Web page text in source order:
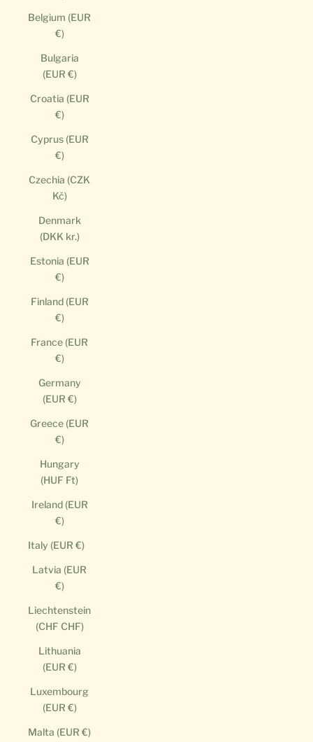
Belgium (EUR
€)
Bulgaria
(EUR €)
Croatia (EUR
€)
Cyprus (EUR
€)
Czechia (CZK
Kč)
Denmark
(DKK kr.)
Estonia (EUR
€)
Finland (EUR
€)
France (EUR
€)
Germany
(EUR €)
Greece (EUR
€)
Hungary
(HUF Ft)
Ireland (EUR
€)
Italy (EUR €)
Latvia (EUR
€)
Liechtenstein
(CHF CHF)
Lithuania
(EUR €)
Luxembourg
(EUR €)
Malta (EUR €)